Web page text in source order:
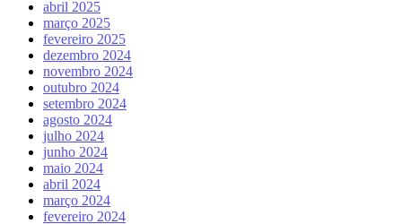
abril 2025
março 2025
fevereiro 2025
dezembro 2024
novembro 2024
outubro 2024
setembro 2024
agosto 2024
julho 2024
junho 2024
maio 2024
abril 2024
março 2024
fevereiro 2024